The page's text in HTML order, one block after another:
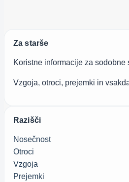
Za starše
Koristne informacije za sodobne
Vzgoja, otroci, prejemki in
Razišči
Nosečnost
Otroci
Vzgoja
Prejemki